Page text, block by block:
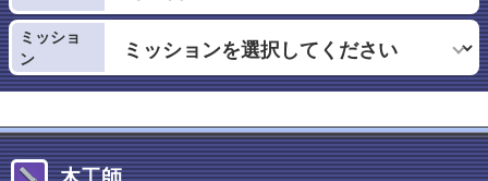
ミッショ
ン